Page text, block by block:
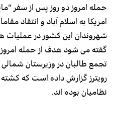
حمله امروز دو روز پس از سفر
امریکا به اسلام آباد و انتقاد
شهروندان این کشور در عملیات
گفته می شود هدف از حمله امروز
تجمع طالبان در وزیرستان
رويترز گزارش داده است كه
نظامیان بوده اند.